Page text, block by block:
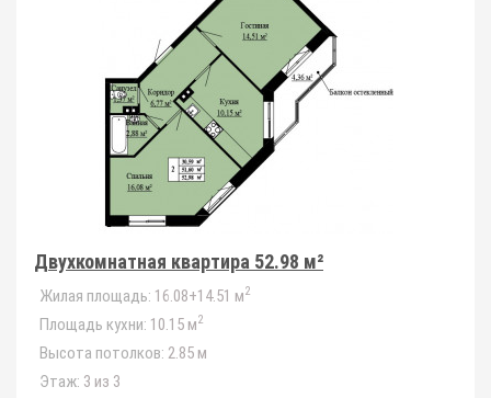
Двухкомнатная квартира 52.98 м²
Жилая площадь: 16.08+14.51 м2
Площадь кухни: 10.15 м2
Высота потолков: 2.85 м
Этаж: 3 из 3